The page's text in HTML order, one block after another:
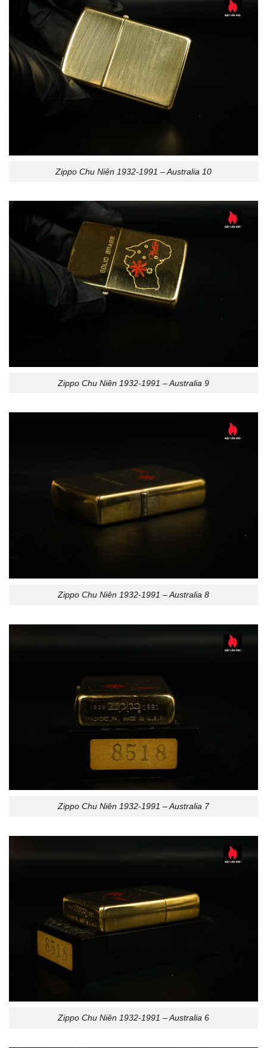
Zippo Chu Niên 1932-1991 – Australia 10
Zippo Chu Niên 1932-1991 – Australia 9
Zippo Chu Niên 1932-1991 – Australia 8
Zippo Chu Niên 1932-1991 – Australia 7
Zippo Chu Niên 1932-1991 – Australia 6